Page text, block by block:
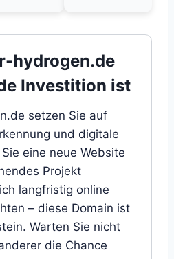
hydrogen.de
Investition ist
setzen Sie auf
und digitale
eine neue Website
Projekt
langfristig online
– diese Domain ist
Warten Sie nicht
die Chance